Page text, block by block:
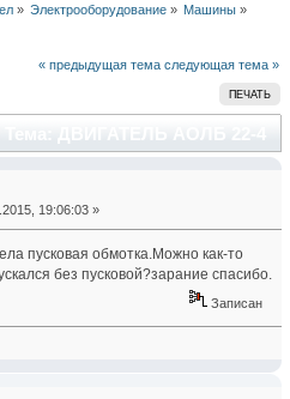
» Электрооборудование» Машины »
« предыдущая тема следующая тема »
ПЕЧАТЬ
19:06:03 »
пусковая обмотка.Можно как-то
без пусковой?зарание спасибо.
Записан